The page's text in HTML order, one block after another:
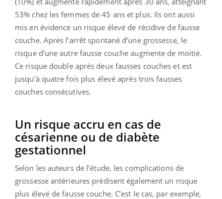
53% chez les femmes de 45 ans et plus. Ils ont aussi
mis en évidence un risque élevé de récidive de fausse
couche. Après l’arrêt spontané d’une grossesse, le
risque d'une autre fausse couche augmente de moitié.
Ce risque double après deux fausses couches et est
jusqu’à quatre fois plus élevé après trois fausses
couches consécutives.
Un risque accru en cas de
césarienne ou de diabète
gestationnel
Selon les auteurs de l’étude, les complications de
grossesse antérieures prédisent également un risque
plus élevé de fausse couche. C’est le cas, par exemple,